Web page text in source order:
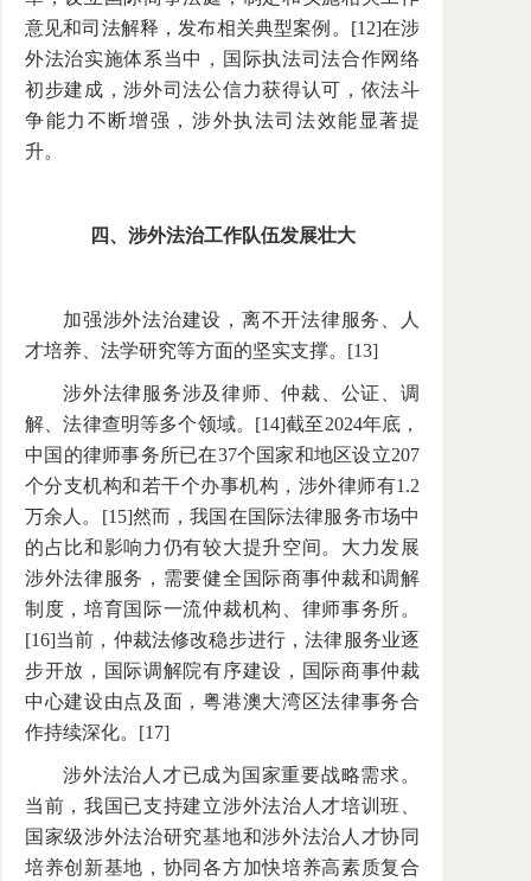
意见和司法解释，发布相关典型案例。[12]在涉
外法治实施体系当中，国际执法司法合作网络
初步建成，涉外司法公信力获得认可，依法斗
争能力不断增强，涉外执法司法效能显著提
升。
四、涉外法治工作队伍发展壮大
加强涉外法治建设，离不开法律服务、人
才培养、法学研究等方面的坚实支撑。[13]
涉外法律服务涉及律师、仲裁、公证、调
解、法律查明等多个领域。[14]截至2024年底，
中国的律师事务所已在37个国家和地区设立207
个分支机构和若干个办事机构，涉外律师有1.2
万余人。[15]然而，我国在国际法律服务市场中
的占比和影响力仍有较大提升空间。大力发展
涉外法律服务，需要健全国际商事仲裁和调解
制度，培育国际一流仲裁机构、律师事务所。
[16]当前，仲裁法修改稳步进行，法律服务业逐
步开放，国际调解院有序建设，国际商事仲裁
中心建设由点及面，粤港澳大湾区法律事务合
作持续深化。[17]
涉外法治人才已成为国家重要战略需求。
当前，我国已支持建立涉外法治人才培训班、
国家级涉外法治研究基地和涉外法治人才协同
培养创新基地，协同各方加快培养高素质复合